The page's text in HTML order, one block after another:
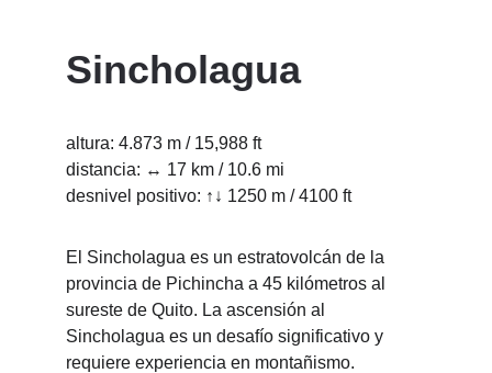
Sincholagua
altura: 4.873 m / 15,988 ft
distancia: ↔ 17 km / 10.6 mi
desnivel positivo: ↑↓ 1250 m / 4100 ft
El Sincholagua es un estratovolcán de la
provincia de Pichincha a 45 kilómetros al
sureste de Quito. La ascensión al
Sincholagua es un desafío significativo y
requiere experiencia en montañismo.